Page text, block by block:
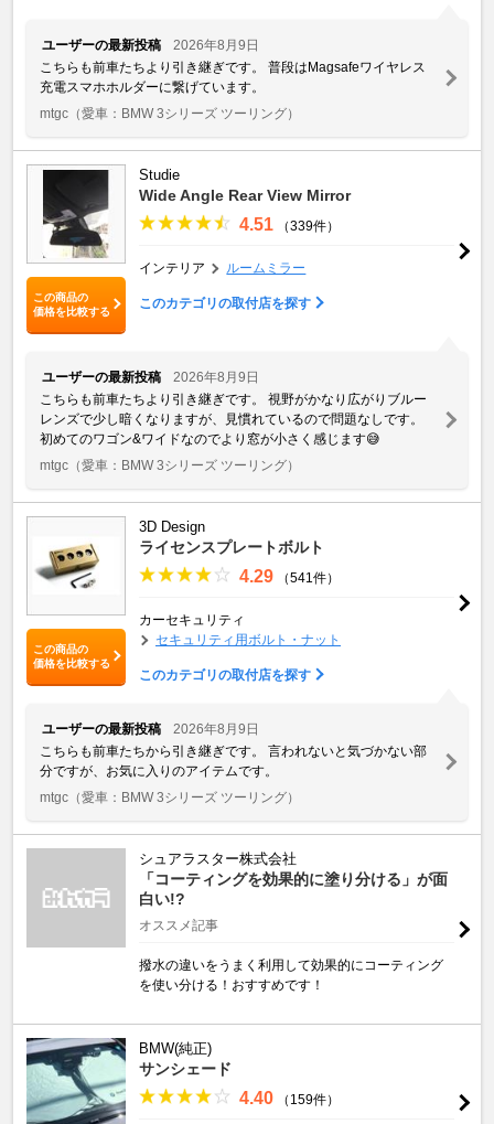
ユーザーの最新投稿
2026年8月9日
こちらも前車たちより引き継ぎです。 普段はMagsafeワイヤレス
充電スマホホルダーに繋げています。
mtgc （愛車：BMW 3シリーズ ツーリング）
この商品の
価格を比較する
Studie
Wide Angle Rear View Mirror
4.51 （339件）
インテリア ルームミラー
このカテゴリの取付店を探す
ユーザーの最新投稿
2026年8月9日
こちらも前車たちより引き継ぎです。 視野がかなり広がりブルー
レンズで少し暗くなりますが、見慣れているので問題なしです。
初めてのワゴン&ワイドなのでより窓が小さく感じます😅
mtgc （愛車：BMW 3シリーズ ツーリング）
この商品の
価格を比較する
3D Design
ライセンスプレートボルト
4.29 （541件）
カーセキュリティ
セキュリティ用ボルト・ナット
このカテゴリの取付店を探す
ユーザーの最新投稿
2026年8月9日
こちらも前車たちから引き継ぎです。 言われないと気づかない部
分ですが、お気に入りのアイテムです。
mtgc （愛車：BMW 3シリーズ ツーリング）
シュアラスター株式会社
「コーティングを効果的に塗り分ける」が面
白い!?
オススメ記事
撥水の違いをうまく利用して効果的にコーティング
を使い分ける！おすすめです！
BMW(純正)
サンシェード
4.40 （159件）